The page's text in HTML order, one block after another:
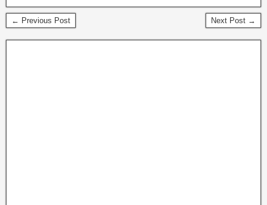
← Previous Post Next Post →